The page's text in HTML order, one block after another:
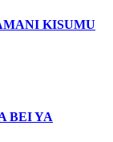
KISUMU
BEI YA